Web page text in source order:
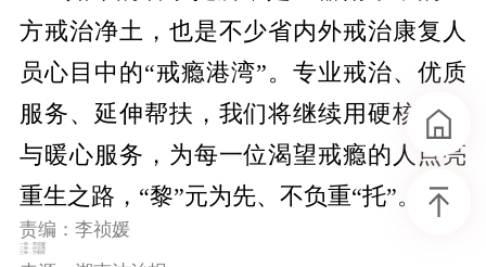
方戒治净土，也是不少省内外戒治康复人
员心目中的“戒瘾港湾”。专业戒治、优质
服务、延伸帮扶，我们将继续用硬核实力
与暖心服务，为每一位渴望戒瘾的人点亮
重生之路，“黎”元为先、不负重“托”。
责编：李祯媛
一审：李祯媛
二审：伏志勇
三审：万朝晖